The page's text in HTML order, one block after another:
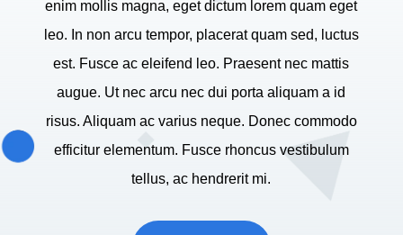
enim mollis magna, eget dictum lorem quam eget
leo. In non arcu tempor, placerat quam sed, luctus
est. Fusce ac eleifend leo. Praesent nec mattis
augue. Ut nec arcu nec dui porta aliquam a id
risus. Aliquam ac varius neque. Donec commodo
efficitur elementum. Fusce rhoncus vestibulum
tellus, ac hendrerit mi.